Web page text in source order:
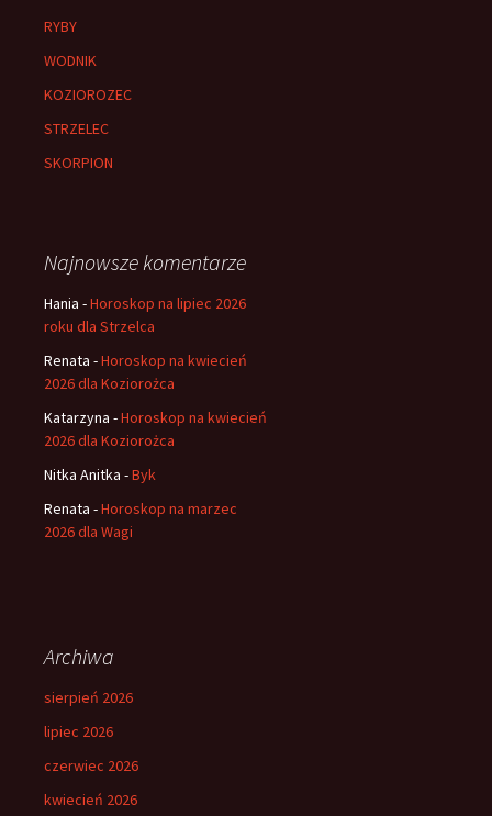
RYBY
WODNIK
KOZIOROZEC
STRZELEC
SKORPION
Najnowsze komentarze
Hania -Horoskop na lipiec 2026
roku dla Strzelca
Renata -Horoskop na kwiecień
2026 dla Koziorożca
Katarzyna -Horoskop na kwiecień
2026 dla Koziorożca
Nitka Anitka -Byk
Renata -Horoskop na marzec
2026 dla Wagi
Archiwa
sierpień 2026
lipiec 2026
czerwiec 2026
kwiecień 2026